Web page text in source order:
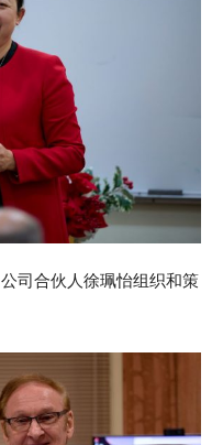
司合伙人徐珮怡组织和策